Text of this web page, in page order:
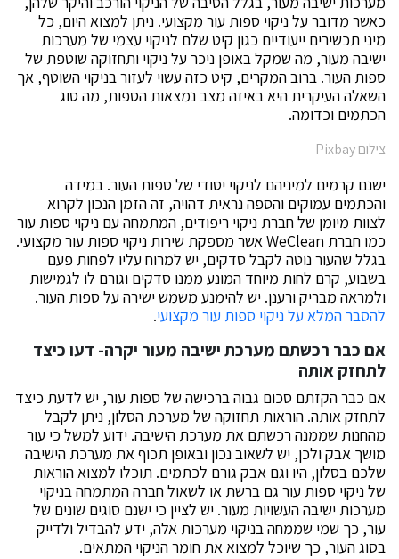
כאשר מדובר על ניקוי ספות עור מקצועי. ניתן למצוא היום, כל
מיני תכשירים ייעודיים כגון קיט שלם לניקוי עצמי של מערכות
ישיבה מעור, מה שמקל באופן ניכר על ניקוי ותחזוקה שוטפת של
ספות העור. ברוב המקרים, קיט כזה עשוי לעזור בניקוי השוטף, אך
השאלה העיקרית היא באיזה מצב נמצאות הספות, מה סוג
הכתמים וכדומה.
צילום Pixbay
ישנם קרמים למיניהם לניקוי יסודי של ספות העור. במידה
והכתמים עמוקים והספה נראית דהויה, זה הזמן הנכון לקרוא
לצוות מיומן של חברת ניקוי ריפודים, המתמחה עם ניקוי ספות עור
כמו חברת WeClean אשר מספקת שירות ניקוי ספות עור מקצועי.
בגלל שהעור נוטה לקבל סדקים, יש למרוח עליו לפחות פעם
בשבוע, קרם לחות מיוחד המונע ממנו סדקים וגורם לו לגמישות
ולמראה מבריק ורענן. יש להימנע משמש ישירה על ספות העור.
להסבר המלא על ניקוי ספות עור מקצועי.
אם כבר רכשתם מערכת ישיבה מעור יקרה- דעו כיצד
לתחזק אותה
אם כבר הקזתם סכום גבוה ברכישה של ספות עור, יש לדעת כיצד
לתחזק אותה. הוראות תחזוקה של מערכת הסלון, ניתן לקבל
מהחנות שממנה רכשתם את מערכת הישיבה. ידוע למשל כי עור
מושך אבק ולכן, יש לשאוב נכון ובאופן תכוף את מערכת הישיבה
שלכם בסלון, היו וגם אבק גורם לכתמים. תוכלו למצוא הוראות
של ניקוי ספות עור גם ברשת או לשאול חברה המתמחה בניקוי
מערכות ישיבה העשויות מעור. יש לציין כי ישנם סוגים שונים של
עור, כך שמי שממחה בניקוי מערכות אלה, ידע להבדיל ולדייק
בסוג העור, כך שיוכל למצוא את חומר הניקוי המתאים.